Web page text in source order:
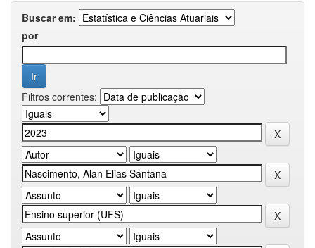
Buscar em:
por
Filtros correntes: